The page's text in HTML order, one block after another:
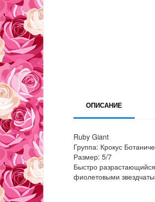
ОПИСАНИЕ
Ruby Giant
Группа: Крокус
Размер: 5/7
Быстро
фиолетовыми